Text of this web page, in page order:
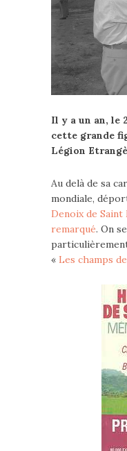
Il y a un an, le
cette grande
Légion
Au delà de sa
mondiale,
Denoix de Saint
remarqué. On
« Les champs